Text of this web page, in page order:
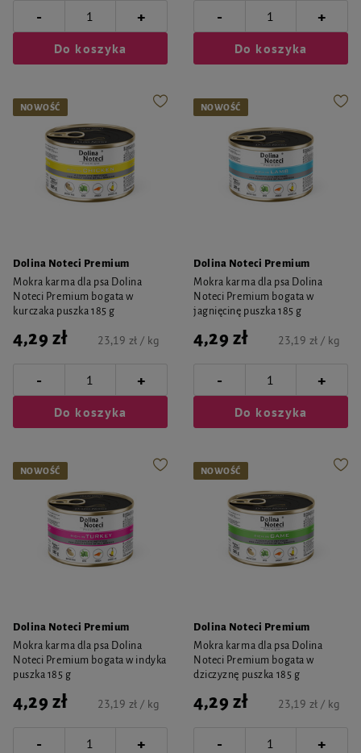
- +
Do koszyka
- +
Do koszyka
NOWOŚĆ
Dolina Noteci Premium
Mokra karma dla psa Dolina
Noteci Premium bogata w
kurczaka puszka 185 g
4,29 zł 23,19 zł / kg
- +
Do koszyka
NOWOŚĆ
Dolina Noteci Premium
Mokra karma dla psa Dolina
Noteci Premium bogata w
jagnięcinę puszka 185 g
4,29 zł 23,19 zł / kg
- +
Do koszyka
NOWOŚĆ
Dolina Noteci Premium
Mokra karma dla psa Dolina
Noteci Premium bogata w indyka
puszka 185 g
4,29 zł 23,19 zł / kg
- +
NOWOŚĆ
Dolina Noteci Premium
Mokra karma dla psa Dolina
Noteci Premium bogata w
dziczyznę puszka 185 g
4,29 zł 23,19 zł / kg
- +